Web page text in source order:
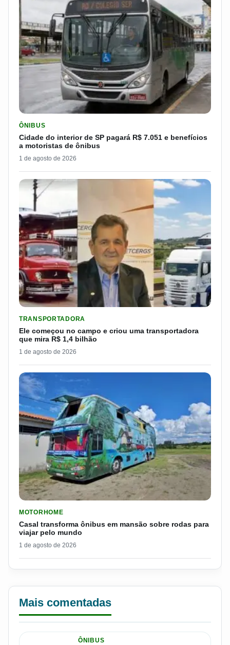
ÔNIBUS
Cidade do interior de SP pagará R$ 7.051 e benefícios
a motoristas de ônibus
1 de agosto de 2026
TRANSPORTADORA
Ele começou no campo e criou uma transportadora
que mira R$ 1,4 bilhão
1 de agosto de 2026
MOTORHOME
Casal transforma ônibus em mansão sobre rodas para
viajar pelo mundo
1 de agosto de 2026
Mais comentadas
ÔNIBUS